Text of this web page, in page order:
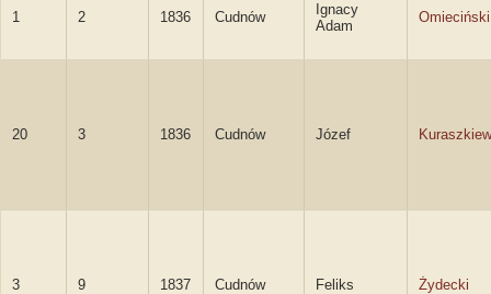
1 2 1836 Cudnów
Ignacy
Adam
Omieciński
20 3 1836 Cudnów Józef
3 9 1837 Cudnów Feliks Żydecki